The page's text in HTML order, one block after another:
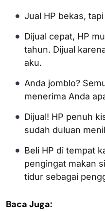
Jual HP bekas,
Dijual cepat, HP
tahun. Dijual
aku.
Anda jomblo?
menerima Anda
Dijual! HP penuh
sudah duluan
Beli HP di tempat
pengingat makan
tidur sebagai
Baca Juga: